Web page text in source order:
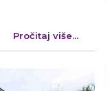
Pročitaj više...